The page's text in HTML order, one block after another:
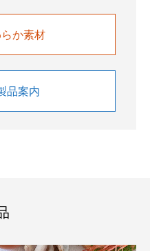
か素材
品案内